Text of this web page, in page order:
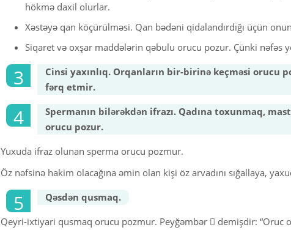
hökmə daxil olurlar.
Xəstəyə qan köçürülməsi. Qan bədəni qidalandırdığı üçün
Siqaret və oxşar maddələrin qəbulu orucu pozur. Çünki nəfəs
Cinsi yaxınlıq. Orqanların bir-birinə keçməsi orucu
fərq etmir.
Spermanın bilərəkdən ifrazı. Qadına toxunmaq,
orucu pozur.
Yuxuda ifraz olunan sperma orucu pozmur.
Öz nəfsinə hakim olacağına əmin olan kişi öz arvadını sığallaya,
Qəsdən qusmaq.
Qeyri-ixtiyari qusmaq orucu pozmur. Peyğəmbər  demişdir: